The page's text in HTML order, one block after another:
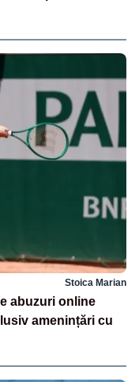
Stoica Marian
abuzuri online
amenințări cu